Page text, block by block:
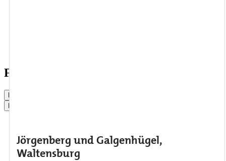
Führungen für Gruppen
Jörgenberg und Galgenhügel,
Waltensburg